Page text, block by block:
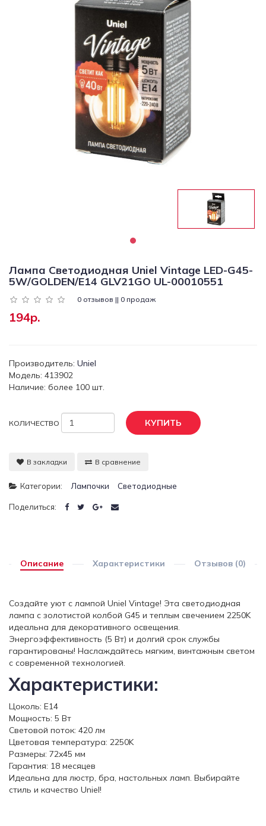
Лампа Светодиодная Uniel Vintage LED-G45-
5W/GOLDEN/E14 GLV21GO UL-00010551
0 отзывов || 0 продаж
194р.
Производитель: Uniel
Модель: 413902
Наличие: более 100 шт.
КОЛИЧЕСТВО КУПИТЬ
В закладки В сравнение
Категории: Лампочки Светодиодные
Поделиться:
Описание Характеристики Отзывов (0)
Создайте уют с лампой Uniel Vintage! Эта светодиодная
лампа с золотистой колбой G45 и теплым свечением 2250K
идеальна для декоративного освещения.
Энергоэффективность (5 Вт) и долгий срок службы
гарантированы! Наслаждайтесь мягким, винтажным светом
с современной технологией.
Характеристики:
Цоколь: E14
Мощность: 5 Вт
Световой поток: 420 лм
Цветовая температура: 2250K
Размеры: 72x45 мм
Гарантия: 18 месяцев
Идеальна для люстр, бра, настольных ламп. Выбирайте
стиль и качество Uniel!